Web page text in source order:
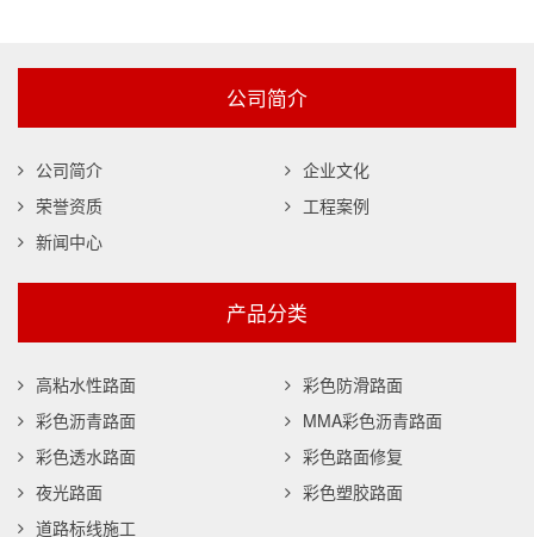
公司简介
公司简介
企业文化
荣誉资质
工程案例
新闻中心
产品分类
高粘水性路面
彩色防滑路面
彩色沥青路面
MMA彩色沥青路面
彩色透水路面
彩色路面修复
夜光路面
彩色塑胶路面
道路标线施工